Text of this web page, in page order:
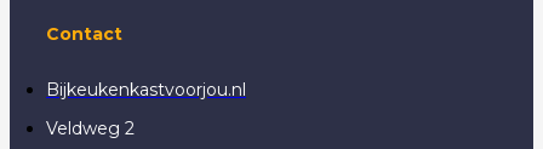
Contact
Bijkeukenkastvoorjou.nl
Veldweg 2